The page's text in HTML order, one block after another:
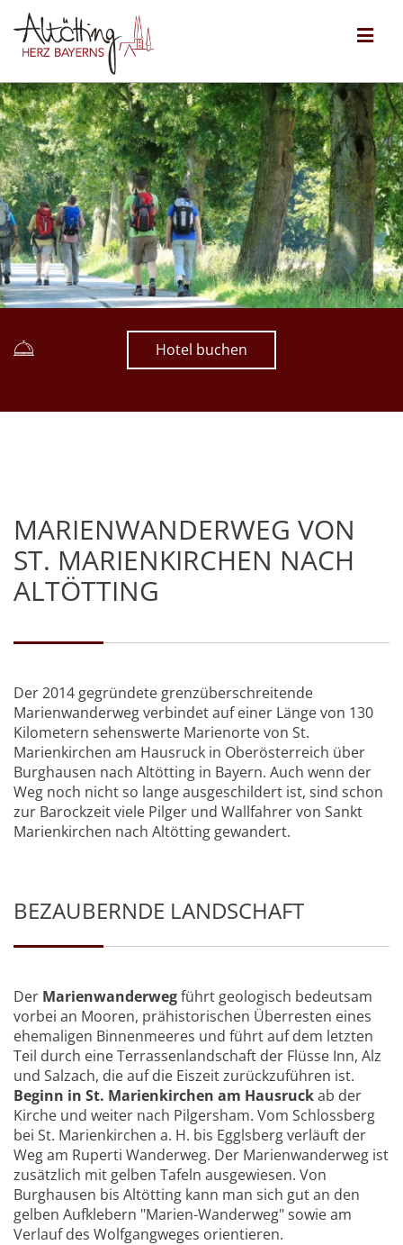
Hotel buchen
MARIENWANDERWEG VON
ST. MARIENKIRCHEN NACH
ALTÖTTING
Der 2014 gegründete grenzüberschreitende
Marienwanderweg verbindet auf einer Länge von 130
Kilometern sehenswerte Marienorte von St.
Marienkirchen am Hausruck in Oberösterreich über
Burghausen nach Altötting in Bayern. Auch wenn der
Weg noch nicht so lange ausgeschildert ist, sind schon
zur Barockzeit viele Pilger und Wallfahrer von Sankt
Marienkirchen nach Altötting gewandert.
BEZAUBERNDE LANDSCHAFT
Der Marienwanderwegführt geologisch bedeutsam
vorbei an Mooren, prähistorischen Überresten eines
ehemaligen Binnenmeeres und führt auf dem letzten
Teil durch eine Terrassenlandschaft der Flüsse Inn, Alz
und Salzach, die auf die Eiszeit zurückzuführen ist.
Beginn in St. Marienkirchen am Hausruckab der
Kirche und weiter nach Pilgersham. Vom Schlossberg
bei St. Marienkirchen a. H. bis Egglsberg verläuft der
Weg am Ruperti Wanderweg. Der Marienwanderweg ist
zusätzlich mit gelben Tafeln ausgewiesen. Von
Burghausen bis Altötting kann man sich gut an den
gelben Aufklebern "Marien-Wanderweg" sowie am
Verlauf des Wolfgangweges orientieren.